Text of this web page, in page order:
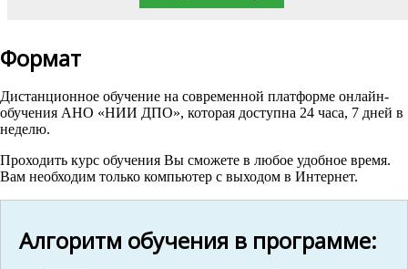
Формат
Дистанционное обучение на современной платформе онлайн-
обучения АНО «НИИ ДПО», которая доступна 24 часа, 7 дней в
неделю.
Проходить курс обучения Вы сможете в любое удобное время.
Вам необходим только компьютер с выходом в Интернет.
Алгоритм обучения в программе: